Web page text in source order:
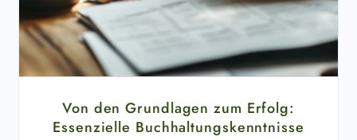
Von den Grundlagen zum Erfolg:
Essenzielle Buchhaltungskenntnisse